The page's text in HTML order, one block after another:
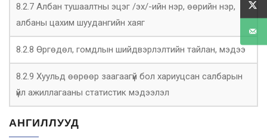
8.2.7 Албан тушаалтны эцэг /эх/-ийн нэр, өөрийн нэр,
албаны цахим шуудангийн хаяг
8.2.8 Өргөдөл, гомдлын шийдвэрлэлтийн тайлан, мэдээ
8.2.9 Хуульд өөрөөр заагаагүй бол хариуцсан салбарын
үйл ажиллагааны статистик мэдээлэл
АНГИЛЛУУД